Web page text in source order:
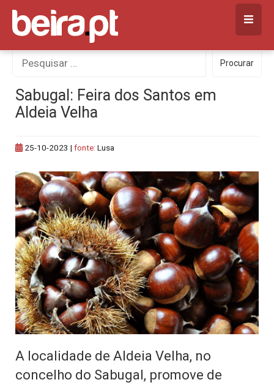
Skip
content
Procurar
por:
Procurar
Sabugal: Feira dos Santos em
Aldeia Velha
25-10-2023 | fonte: Lusa
A localidade de Aldeia Velha, no
concelho do Sabugal, promove de